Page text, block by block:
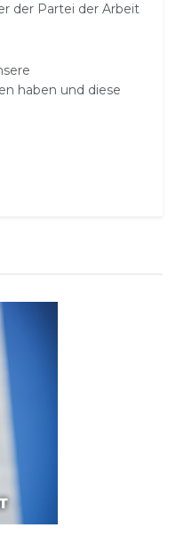
der Partei der Arbeit
haben und diese